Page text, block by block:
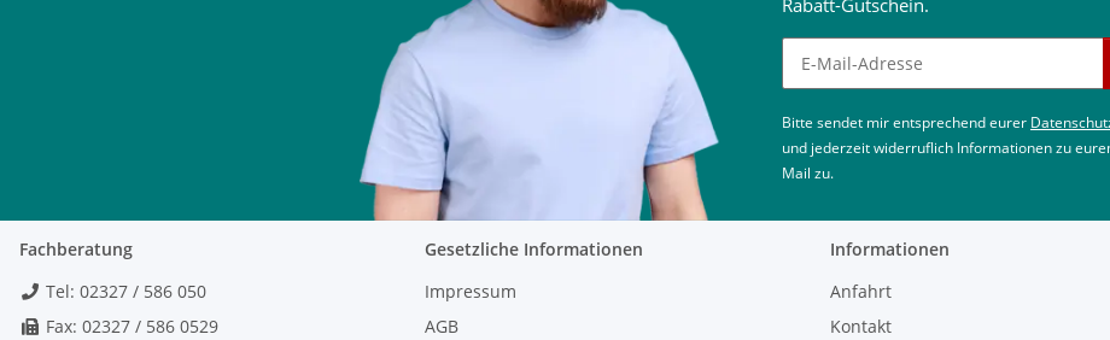
Rabatt-Gutschein.
Newsletter abonnieren
Bitte sendet mir entsprechend eurer
und jederzeit widerruflich Informationen zu
Mail zu.
Fachberatung
Tel: 02327 / 586 050
Fax: 02327 / 586 0529
Gesetzliche Informationen
Impressum
AGB
Informationen
Anfahrt
Kontakt